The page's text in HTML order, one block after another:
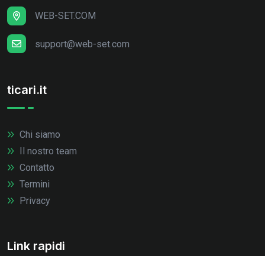
WEB-SET.COM
support@web-set.com
ticari.it
Chi siamo
Il nostro team
Contatto
Termini
Privacy
Link rapidi